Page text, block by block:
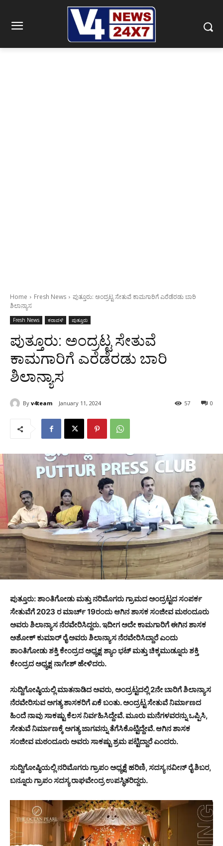
Home Fresh News
ಪುತ್ತೂರು: ಅಂದ್ರಟ್ಟ ಸೇತುವೆ ಕಾಮಗಾರಿಗೆ ಎರೆಡೆರಡು ಬಾರಿ
ಶಿಲಾನ್ಯಾಸ
Fresh News ಕರಾವಳಿ ಪುತ್ತೂರು
ಪುತ್ತೂರು: ಅಂದ್ರಟ್ಟ ಸೇತುವೆ
ಕಾಮಗಾರಿಗೆ ಎರೆಡೆರಡು ಬಾರಿ
ಶಿಲಾನ್ಯಾಸ
By v4team January 11, 2024 0
57
ಪುತ್ತೂರು: ಶಾಂತಿಗೋಡು ಮತ್ತು ನರಿಮೊಗರು ಗ್ರಾಮದ ಅಂದ್ರಟ್ಟದ ಸಂಪರ್ಕ
ಸೇತುವೆಗೆ 2023 ರ ಮಾರ್ಚ್ 19ರಂದು ಆಗಿನ ಶಾಸಕ ಸಂಜೀವ ಮಠಂದೂರು
ಅವರು ಶಿಲಾನ್ಯಾಸ ನೆರವೇರಿಸಿದ್ದರು. ಇದೀಗ ಅದೇ ಕಾಮಗಾರಿಗೆ ಈಗಿನ ಶಾಸಕ
ಅಶೋಕ್ ಕುಮಾರ್ ರೈ ಅವರು ಶಿಲಾನ್ಯಾಸ ನೆರವೇರಿಸಿದ್ದಾರೆ ಎಂದು
ಶಾಂತಿಗೋಡು ಶಕ್ತಿ ಕೇಂದ್ರದ ಅಧ್ಯಕ್ಷ ಶ್ಯಾಂ ಭಟ್ ಮತ್ತು ಚಿಕ್ಕಮುಡ್ನೂರು ಶಕ್ತಿ
ಕೇಂದ್ರದ ಅಧ್ಯಕ್ಷ ನಾಗೇಶ್ ಹೇಳಿದರು.
ಸುದ್ದಿಗೋಷ್ಠಿಯಲ್ಲಿ ಮಾತನಾಡಿದ ಅವರು, ಅಂದ್ರಟ್ಟದಲ್ಲಿ 2ನೇ ಬಾರಿಗೆ ಶಿಲಾನ್ಯಾಸ
ನೆರವೇರಿಸುವ ಅಗತ್ಯ ಶಾಸಕರಿಗೆ ಏಕೆ ಬಂತು. ಅಂದ್ರಟ್ಟ ಸೇತುವೆ ನಿರ್ಮಾಣದ
ಹಿಂದೆ ನಾವು ಸಾಕಷ್ಟು ಕೆಲಸ ನಿರ್ವಹಿಸಿದ್ದೇವೆ. ಮೂರು ಮನೆಗಳವರನ್ನು ಒಪ್ಪಿಸಿ,
ಸೇತುವೆ ನಿರ್ಮಾಣಕ್ಕೆ ಅಗತ್ಯ ಜಾಗವನ್ನು ತೆಗೆಸಿಕೊಟ್ಟಿದ್ದೇವೆ. ಆಗಿನ ಶಾಸಕ
ಸಂಜೀವ ಮಠಂದೂರು ಅವರು ಸಾಕಷ್ಟು ಶ್ರಮ ಪಟ್ಟಿದ್ದಾರೆ ಎಂದರು.
ಸುದ್ದಿಗೋಷ್ಠಿಯಲ್ಲಿ ನರಿಮೊಗರು ಗ್ರಾಪಂ ಅಧ್ಯಕ್ಷೆ ಹರಿಣಿ, ಸದಸ್ಯ ನವೀನ್ ರೈ ಶಿಬರ,
ಬನ್ನೂರು ಗ್ರಾಪಂ ಸದಸ್ಯ ರಾಘವೇಂದ್ರ ಉಪಸ್ಥಿತರಿದ್ದರು.